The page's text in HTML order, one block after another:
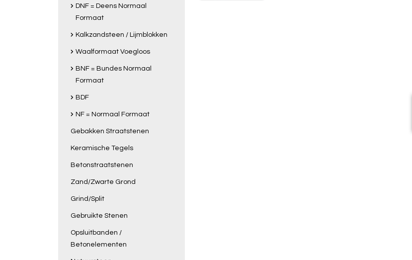
DNF = Deens Normaal
Formaat
Kalkzandsteen / Lijmblokken
Waalformaat Voegloos
BNF = Bundes Normaal
Formaat
BDF
NF = Normaal Formaat
Gebakken Straatstenen
Keramische Tegels
Betonstraatstenen
Zand/Zwarte Grond
Grind/Split
Gebruikte Stenen
Opsluitbanden /
Betonelementen